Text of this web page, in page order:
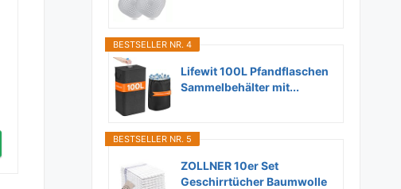
BESTSELLER NR. 4
Lifewit 100L Pfandflaschen
Sammelbehälter mit...
BESTSELLER NR. 5
ZOLLNER 10er Set
Geschirrtücher Baumwolle